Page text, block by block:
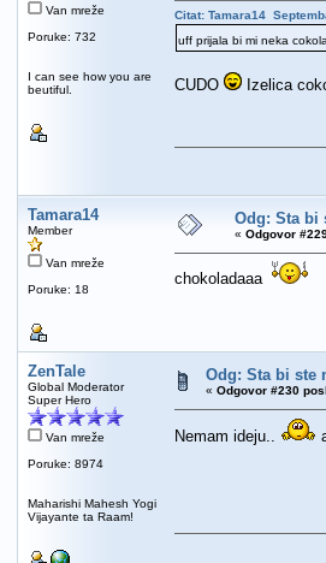
Van mreže
Poruke: 732
I can see how you are
beutiful.
Citat: Tamara14
uff prijala bi mi neka
CUDO Izelica
Tamara14
Member
Van mreže
Poruke: 18
Odg: Sta bi
« Odgovor
chokoladaaa
ZenTale
Global Moderator
Super Hero
Van mreže
Poruke: 8974
Maharishi Mahesh Yogi
Vijayante ta Raam!
Odg: Sta bi ste
« Odgovor #230
Nemam ideju..